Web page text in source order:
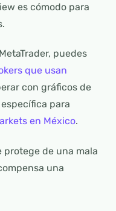
es cómodo para
puedes
que usan
con gráficos de
para
en México.
protege de una mala
una